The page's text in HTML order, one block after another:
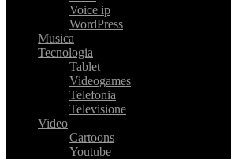
Voice ip
WordPress
Musica
Tecnologia
Tablet
Videogames
Telefonia
Televisione
Video
Cartoons
Youtube